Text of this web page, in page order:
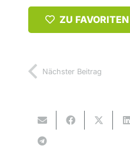
ZU
Nächster Beitrag